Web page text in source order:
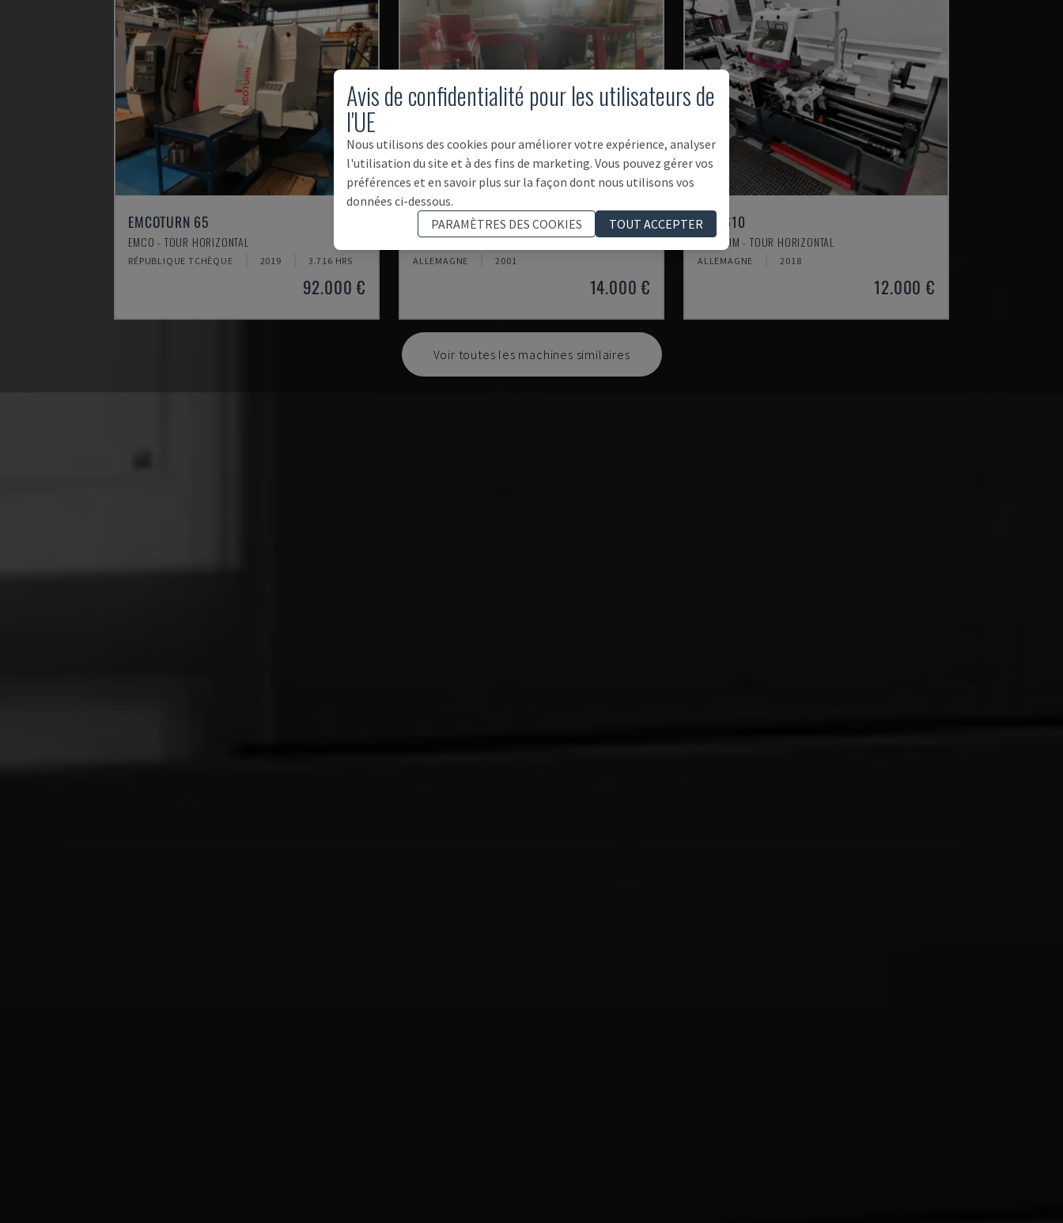
EMCOTURN 65
EMCO - TOUR HORIZONTAL
RÉPUBLIQUE TCHÈQUE 2019 3.716 HRS
92.000 €
EMCOMAT 200X1000
EMCO - TOUR HORIZONTAL
ALLEMAGNE 2001
14.000 €
TH 4610
OPTIMUM - TOUR HORIZONTAL
ALLEMAGNE 2018
12.000 €
Voir toutes les machines similaires
Avis de confidentialité pour les utilisateurs de
l'UE
Nous utilisons des cookies pour améliorer votre expérience, analyser
l'utilisation du site et à des fins de marketing. Vous pouvez gérer vos
préférences et en savoir plus sur la façon dont nous utilisons vos
données ci-dessous.
PARAMÈTRES DES COOKIES
TOUT ACCEPTER